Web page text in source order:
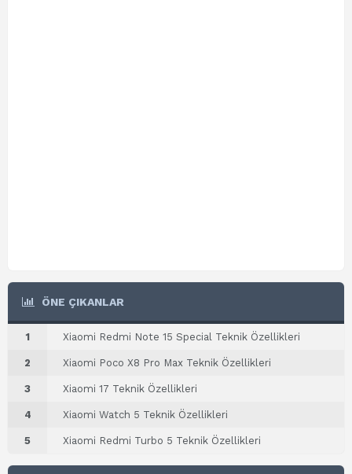
ÖNE ÇIKANLAR
1 Xiaomi Redmi Note 15 Special Teknik Özellikleri
2 Xiaomi Poco X8 Pro Max Teknik Özellikleri
3 Xiaomi 17 Teknik Özellikleri
4 Xiaomi Watch 5 Teknik Özellikleri
5 Xiaomi Redmi Turbo 5 Teknik Özellikleri